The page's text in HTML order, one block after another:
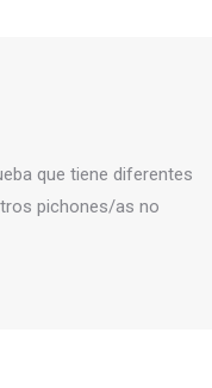
que tiene diferentes
pichones/as no